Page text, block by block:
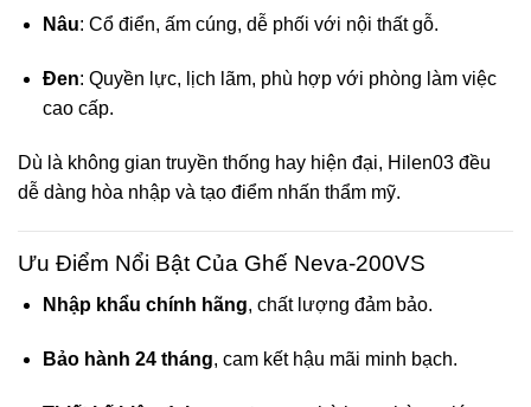
Nâu: Cổ điển, ấm cúng, dễ phối với nội thất gỗ.
Đen: Quyền lực, lịch lãm, phù hợp với phòng làm việc
cao cấp.
Dù là không gian truyền thống hay hiện đại, Hilen03 đều
dễ dàng hòa nhập và tạo điểm nhấn thẩm mỹ.
Ưu Điểm Nổi Bật Của Ghế Neva-200VS
Nhập khẩu chính hãng, chất lượng đảm bảo.
Bảo hành 24 tháng, cam kết hậu mãi minh bạch.